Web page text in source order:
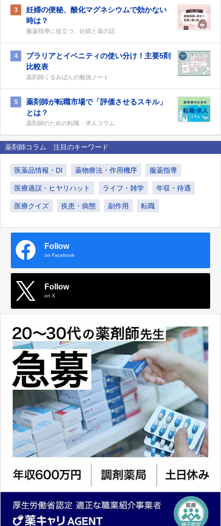
3
妊婦の便秘、酸化マグネシウムで効かない
時は？
服薬指導に役立つ、妊婦と薬の話
4
プラリアとイベニティの使い分け！主要5剤
比較表
薬剤師くるみぱんの勉強ノート
5
薬剤師が転職市場で「評価させるスキル」
とは？
薬剤師のための転職・求人コラム
薬剤師コラム 注目のキーワード
医薬品情報・DI 薬物療法・作用機序 服薬指導
医療過誤・ヒヤリハット ライフ・雑学 年収・待遇
医療クイズ 疾患・病態 副作用 転職
Follow
on Facebook
Follow
on X